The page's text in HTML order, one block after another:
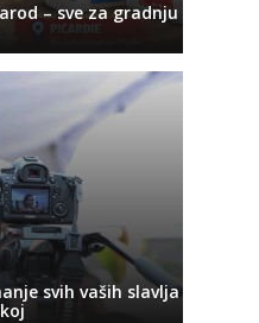
– sve za gradnju
svih vaših slavlja